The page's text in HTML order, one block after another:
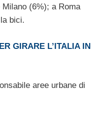
(6%); a Roma
bici.
GIRARE L’ITALIA IN
aree urbane di